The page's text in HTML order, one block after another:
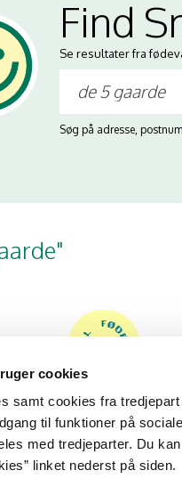
cookies
samt cookies fra
til funktioner på
med tredjeparter. Du
linket nederst på siden.
Find
Se resultater fra
Søg på adresse,